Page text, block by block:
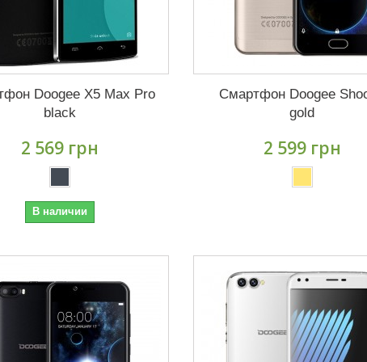
Doogee X5 Max Pro
black
2 569 грн
В наличии
Смартфон Doogee
gold
2 599 грн